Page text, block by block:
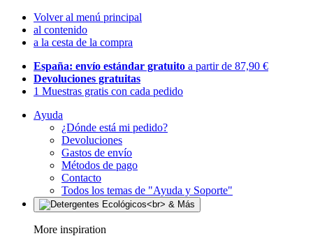
Volver al menú principal
al contenido
a la cesta de la compra
España: envío estándar gratuito a partir de 87,90 €
Devoluciones gratuitas
1 Muestras gratis con cada pedido
Ayuda
¿Dónde está mi pedido?
Devoluciones
Gastos de envío
Métodos de pago
Contacto
Todos los temas de "Ayuda y Soporte"
More inspiration